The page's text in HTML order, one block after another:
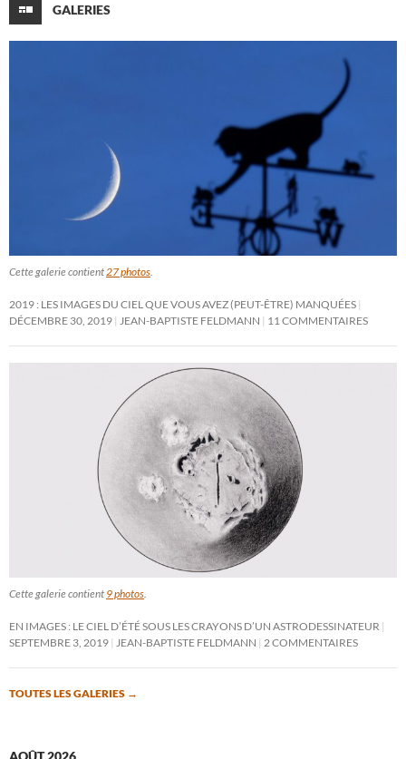
GALERIES
Cette galerie contient 27 photos
2019 : LES IMAGES DU CIEL QUE VOUS AVEZ (PEUT-ÊTRE) MANQUÉES
DÉCEMBRE 30, 2019
JEAN-BAPTISTE FELDMANN 11 COMMENTAIRES
Cette galerie contient 9 photos
EN IMAGES : LE CIEL D’ÉTÉ SOUS LES CRAYONS D’UN ASTRODESSINATEUR
SEPTEMBRE 3, 2019
JEAN-BAPTISTE FELDMANN 2 COMMENTAIRES
TOUTES LES GALERIES →
AOÛT 2026